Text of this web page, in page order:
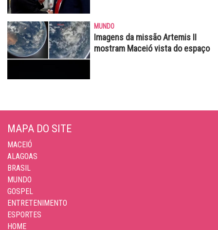
MUNDO
Imagens da missão Artemis II
mostram Maceió vista do espaço
MAPA DO SITE
MACEIÓ
ALAGOAS
BRASIL
MUNDO
GOSPEL
ENTRETENIMENTO
ESPORTES
HOME